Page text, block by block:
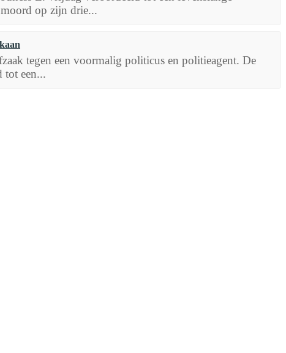
op zijn drie...
tegen een voormalig politicus en politieagent. De
tot een...